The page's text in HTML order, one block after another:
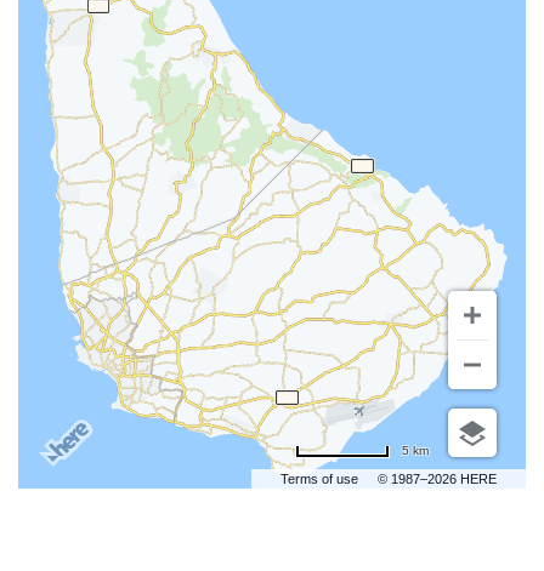
Terms of use © 1987–2026 HERE
5 km